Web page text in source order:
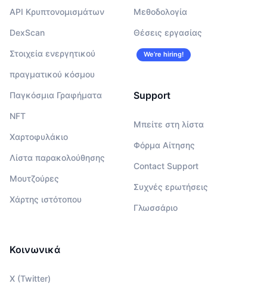
API Κρυπτονομισμάτων
DexScan
Στοιχεία ενεργητικού
πραγματικού κόσμου
Παγκόσμια Γραφήματα
NFT
Χαρτοφυλάκιο
Λίστα παρακολούθησης
Μουτζούρες
Χάρτης ιστότοπου
Μεθοδολογία
Θέσεις εργασίας
We’re hiring!
Support
Μπείτε στη λίστα
Φόρμα Αίτησης
Contact Support
Συχνές ερωτήσεις
Γλωσσάριο
Κοινωνικά
X (Twitter)